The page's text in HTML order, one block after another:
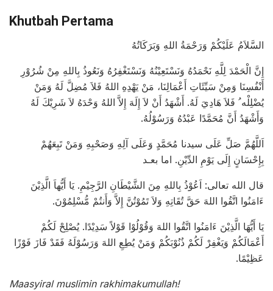
Khutbah Pertama
السَّلاَمُ عَلَيْكُمْ وَرَحْمَةُ اللهِ وَبَرَكَاتُهُ
إِنَّ الْحَمْدَ لِلَّهِ نَحْمَدُهُ وَنَسْتَعِيْنُهُ وَنَسْتَغْفِرُهُ وَنَعُوذُ بِاللهِ مِنْ شُرُوْرِ
أَنْفُسِنَا وَمِنْ سَيِّئَاتِ أَعْمَالِنَا، مَنْ يَهْدِهِ اللهُ فَلاَ مُضِلَّ لَهُ وَمَنْ
يُضْلِلْه ُ فَلاَ هَادِيَ لَهُ. أَشْهَدُ أَنْ لاَ إِلَهَ إِلاَّ اللهُ وَحْدَهُ لاَ شَرِيْكَ لَهُ
وَأَشْهَدُ أَنَّ مُحَمَّدًا عَبْدُهُ وَرَسُوْلُهُ.
اَللَّهُمَّ صَلِّ عَلَى سيدنا مُحَمَّدٍ وَعَلَى آلِهِ وَصَحْبِهِ وَمَنْ تَبِعَهُمْ
بِإِحْسَانٍ إِلَى يَوْمِ الدِّيْنِ. اما بعـد
قال الله تعالى: اَعُوْذُ بِاللهِ مِنَ الشَّيْطَانِ الرَّجِيْمِ. يَا أَيُّهاَ الَّذِيْنَ
ءَامَنُوا اتَّقُوا اللهَ حَقَّ تُقَاتِهِ وَلاَ تَمُوْتُنَّ إِلاَّ وَأَنتُمْ مُّسْلِمُوْنَ.
يَا أَيُّهَا الَّذِيْنَ ءَامَنُوا اتَّقُوا اللهَ وَقُوْلُوْا قَوْلاً سَدِيْدًا. يُصْلِحْ لَكُمْ
أَعْمَالَكُمْ وَيَغْفِرْ لَكُمْ ذُنُوْبَكُمْ وَمَنْ يُطِعِ اللهَ وَرَسُوْلَهُ فَقَدْ فَازَ فَوْزًا
عَظِيْمًا.
Maasyiral muslimin rakhimakumullah!